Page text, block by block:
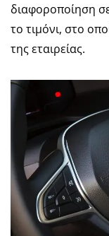
διαφοροποίηση
το τιμόνι, στο
της εταιρείας.